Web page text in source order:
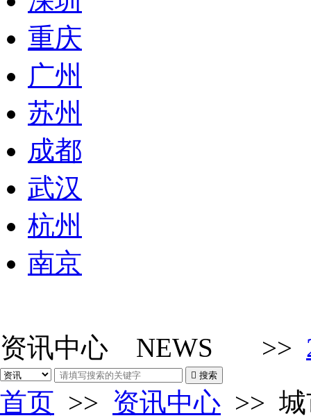
重庆
广州
苏州
成都
武汉
杭州
南京
资讯中心 NEWS >>
 搜索
首页 >> 资讯中心 >>